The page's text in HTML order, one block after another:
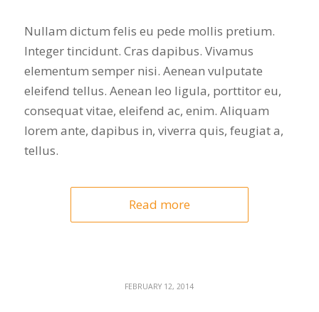
Nullam dictum felis eu pede mollis pretium.
Integer tincidunt. Cras dapibus. Vivamus
elementum semper nisi. Aenean vulputate
eleifend tellus. Aenean leo ligula, porttitor eu,
consequat vitae, eleifend ac, enim. Aliquam
lorem ante, dapibus in, viverra quis, feugiat a,
tellus.
Read more
FEBRUARY 12, 2014